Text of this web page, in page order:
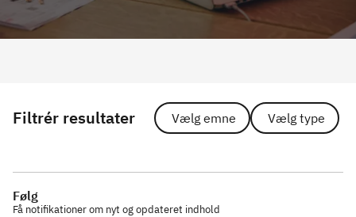
Filtrér resultater Vælg emne Vælg type
Følg
Få notifikationer om nyt og opdateret indhold